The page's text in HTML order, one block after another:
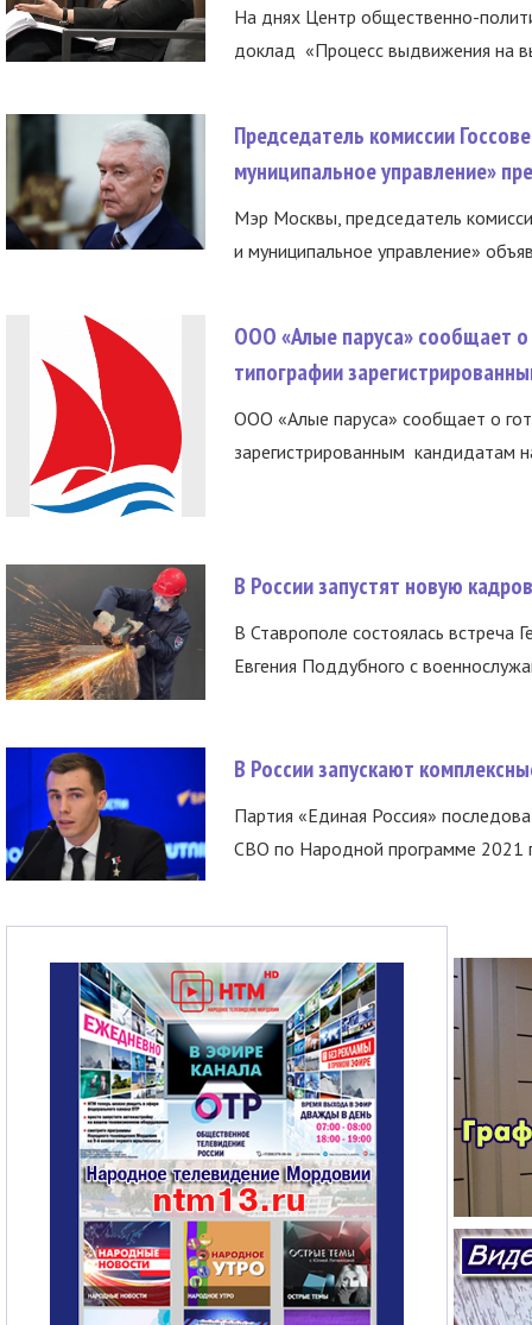
На днях Центр общественно-
доклад «Процесс выдвижения на
Председатель комиссии
муниципальное управление»
Мэр Москвы, председатель
и муниципальное управление»
ООО «Алые паруса» сообщает о
типографии
ООО «Алые паруса» сообщает о
зарегистрированным кандидатам
В России запустят новую
В Ставрополе состоялась встреча
Евгения Поддубного с
В России запускают
Партия «Единая Россия»
СВО по Народной программе 2021